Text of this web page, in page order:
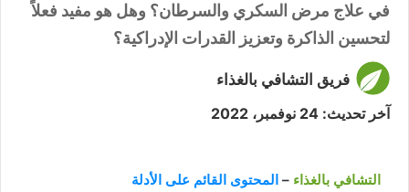
في علاج مرض السكري والسرطان؟ وهل هو مفيد فعلاً
لتحسين الذاكرة وتعزيز القدرات الإدراكية؟
فريق التشافي بالغذاء
آخر تحديث: 24 نوفمبر، 2022
التشافي بالغذاء – المحتوى القائم على الأدلة